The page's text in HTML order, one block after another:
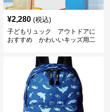
¥2,280 (税込)
子どもリュック アウトドアに
おすすめ かわいいキッズ用二